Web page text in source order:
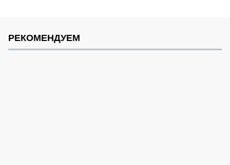
РЕКОМЕНДУЕМ